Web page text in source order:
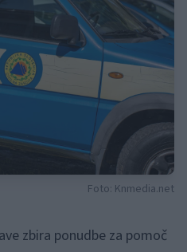
Foto: Knmedia.net
zbira ponudbe za pomoč